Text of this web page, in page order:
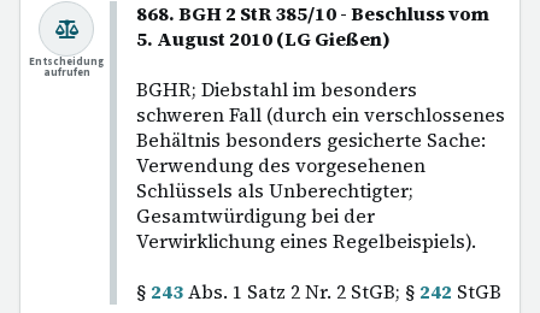
868. BGH 2 StR 385/10 - Beschluss vom
5. August 2010 (LG Gießen)
BGHR; Diebstahl im besonders
schweren Fall (durch ein verschlossenes
Behältnis besonders gesicherte Sache:
Verwendung des vorgesehenen
Schlüssels als Unberechtigter;
Gesamtwürdigung bei der
Verwirklichung eines Regelbeispiels).
§ 243Abs. 1 Satz 2 Nr. 2 StGB; § 242 StGB
Entscheidung
aufrufen